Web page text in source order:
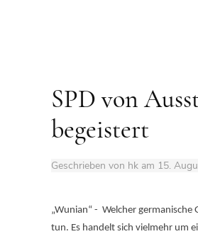
SPD von
begeistert
Geschrieben von hk am 15.
„Wunian“ - Welcher
tun. Es handelt sich vielmehr um